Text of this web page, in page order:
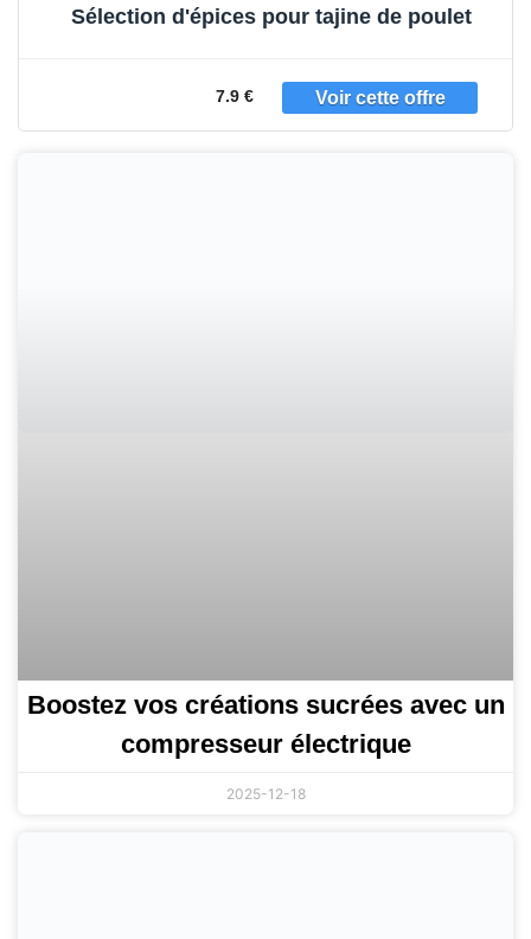
Sélection d'épices pour tajine de poulet
7.9 €
Boostez vos créations sucrées avec un
compresseur électrique
2025-12-18